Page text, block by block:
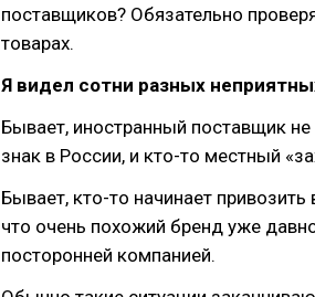
поставщиков? Обязательно
товарах.
Я видел сотни разных
Бывает, иностранный поставщик
знак в России, и кто-то местный
Бывает, кто-то начинает
что очень похожий бренд уже
посторонней компанией.